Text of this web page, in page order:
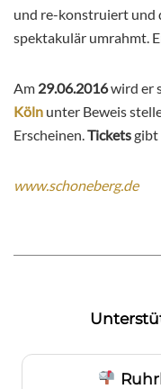
und re-konstruiert und
spektakulär umrahmt.
Am 29.06.2016wird er
Köln unter Beweis
Erscheinen. Ticketsgibt
www.schoneberg.de